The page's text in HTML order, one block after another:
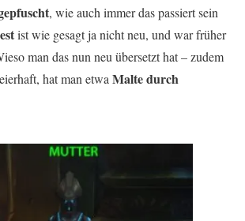
, wie auch immer das passiert sein
ist wie gesagt ja nicht neu, und war früher
man das nun neu übersetzt hat – zudem
hat man etwa Malte durch